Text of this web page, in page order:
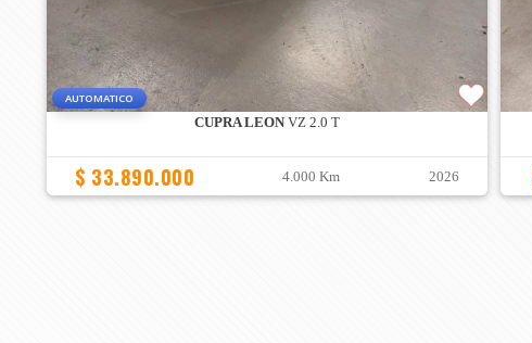
AUTOMATICO
CUPRA LEON VZ 2.0 T
$ 33.890.000 4.000 Km 2026